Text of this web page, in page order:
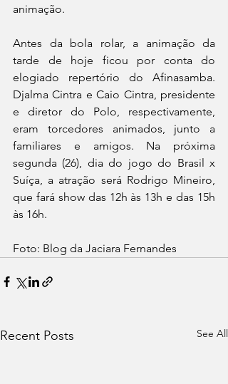
animação.
Antes da bola rolar, a animação da
tarde de hoje ficou por conta do
elogiado repertório do Afinasamba.
Djalma Cintra e Caio Cintra, presidente
e diretor do Polo, respectivamente,
eram torcedores animados, junto a
familiares e amigos. Na próxima
segunda (26), dia do jogo do Brasil x
Suíça, a atração será Rodrigo Mineiro,
que fará show das 12h às 13h e das 15h
às 16h.
Foto: Blog da Jaciara Fernandes
Recent Posts See All